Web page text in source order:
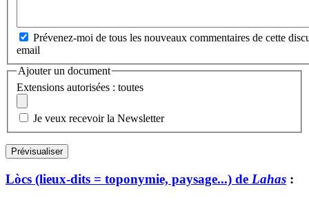
Prévenez-moi de tous les nouveaux commentaires de cette
email
Ajouter un document
Extensions autorisées : toutes
Je veux recevoir la Newsletter
Lòcs (lieux-dits = toponymie, paysage...) de Lahas :